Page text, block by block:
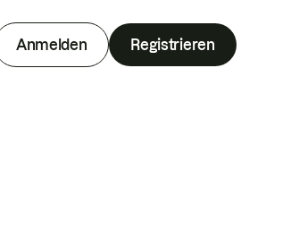
Anmelden Registrieren